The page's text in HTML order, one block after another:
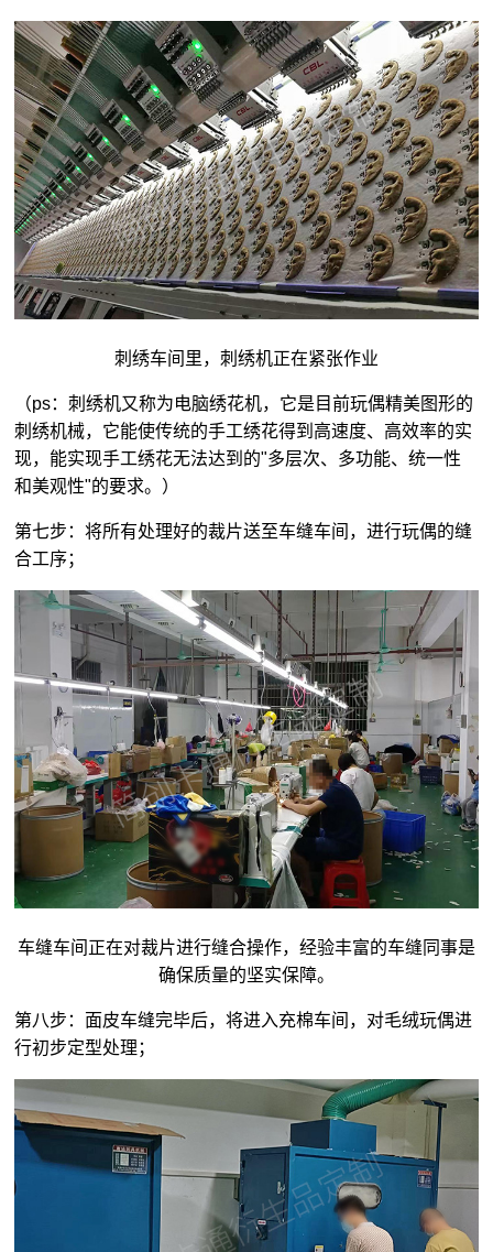
刺绣车间里，刺绣机正在紧张作业
（ps：刺绣机又称为电脑绣花机，它是目前玩偶精美图形的
刺绣机械，它能使传统的手工绣花得到高速度、高效率的实
现，能实现手工绣花无法达到的"多层次、多功能、统一性
和美观性"的要求。）
第七步：将所有处理好的裁片送至车缝车间，进行玩偶的缝
合工序；
车缝车间正在对裁片进行缝合操作，经验丰富的车缝同事是
确保质量的坚实保障。
第八步：面皮车缝完毕后，将进入充棉车间，对毛绒玩偶进
行初步定型处理；